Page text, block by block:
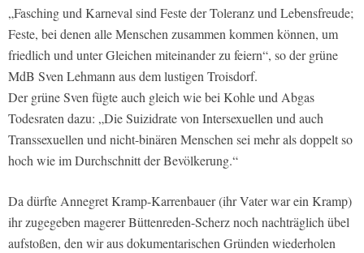
„Fasching und Karneval sind Feste der Toleranz und Lebensfreude;
Feste, bei denen alle Menschen zusammen kommen können, um
friedlich und unter Gleichen miteinander zu feiern“, so der grüne
MdB Sven Lehmann aus dem lustigen Troisdorf.
Der grüne Sven fügte auch gleich wie bei Kohle und Abgas
Todesraten dazu: „Die Suizidrate von Intersexuellen und auch
Transsexuellen und nicht-binären Menschen sei mehr als doppelt so
hoch wie im Durchschnitt der Bevölkerung.“
Da dürfte Annegret Kramp-Karrenbauer (ihr Vater war ein Kramp)
ihr zugegeben magerer Büttenreden-Scherz noch nachträglich übel
aufstoßen, den wir aus dokumentarischen Gründen wiederholen